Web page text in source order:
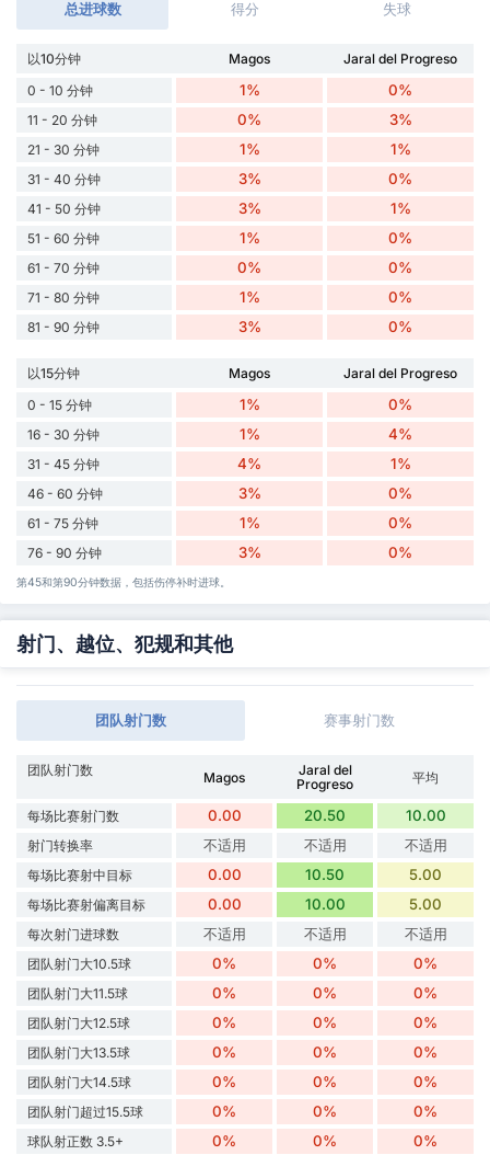
总进球数 得分 失球
以10分钟 Magos
Jaral del Progreso
0 - 10 分钟
1% 0%
11 - 20 分钟 0% 3%
21 - 30 分钟 1% 1%
31 - 40 分钟 3% 0%
41 - 50 分钟 3% 1%
51 - 60 分钟 1% 0%
61 - 70 分钟 0% 0%
71 - 80 分钟 1% 0%
81 - 90 分钟 3% 0%
以15分钟 Magos
Jaral del Progreso
0 - 15 分钟
1% 0%
16 - 30 分钟 1% 4%
31 - 45 分钟 4% 1%
46 - 60 分钟 3% 0%
61 - 75 分钟 1% 0%
76 - 90 分钟 3% 0%
第45和第90分钟数据，包括伤停补时进球。
射门、越位、犯规和其他
团队射门数 赛事射门数
团队射门数 Magos
Jaral del
Progreso
平均
每场比赛射门数 0.00 20.50 10.00
射门转换率 不适用 不适用 不适用
每场比赛射中目标 0.00 10.50 5.00
每场比赛射偏离目标 0.00 10.00 5.00
每次射门进球数 不适用 不适用 不适用
团队射门大10.5球 0% 0% 0%
团队射门大11.5球 0% 0% 0%
团队射门大12.5球 0% 0% 0%
团队射门大13.5球 0% 0% 0%
团队射门大14.5球 0% 0% 0%
团队射门超过15.5球 0% 0% 0%
球队射正数 3.5+ 0% 0% 0%